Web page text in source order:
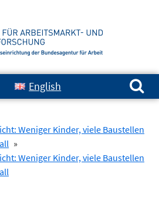
English
Suchen nach:
Weniger Kinder, viele Baustellen
»
Weniger Kinder, viele Baustellen